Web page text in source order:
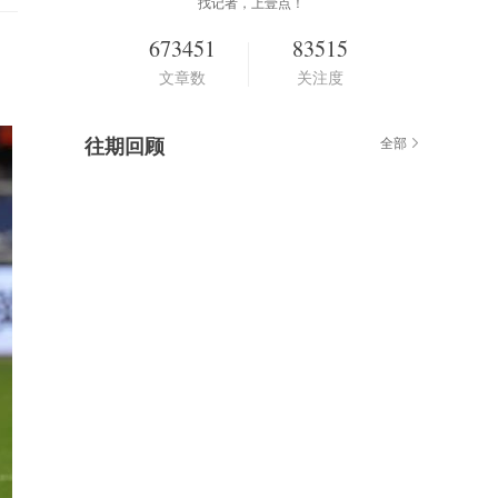
找记者，上壹点！
673451
文章数
83515
关注度
往期回顾 全部